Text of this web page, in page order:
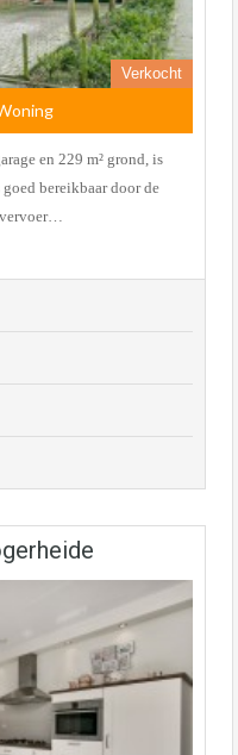
Verkocht
en 229 m² grond, is
bereikbaar door de